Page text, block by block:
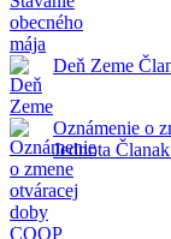
Deň Zeme
Oznámenie o
Jednota